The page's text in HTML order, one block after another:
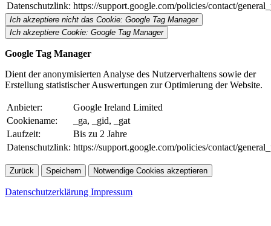
Datenschutzlink: https://support.google.com/policies/contact/
Ich akzeptiere nicht das Cookie: Google Tag Manager
Ich akzeptiere Cookie: Google Tag Manager
Google Tag Manager
Dient der anonymisierten Analyse des Nutzerverhaltens sowie der
Erstellung statistischer Auswertungen zur Optimierung der Website.
Anbieter:
Google Ireland Limited
Cookiename:
_ga, _gid, _gat
Laufzeit:
Bis zu 2 Jahre
Datenschutzlink: https://support.google.com/policies/contact/
Zurück Speichern Notwendige Cookies akzeptieren
Datenschutzerklärung Impressum